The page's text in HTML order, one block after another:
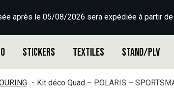
après le 05/08/2026 sera expédiée à partir
Stickers Textiles Stand/PLV
Kit déco Quad – POLARIS –